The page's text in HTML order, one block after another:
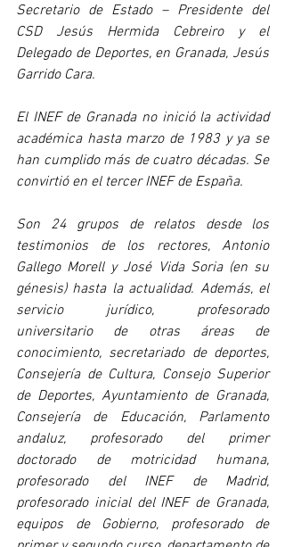
Secretario de Estado – Presidente del
CSD Jesús Hermida Cebreiro y el
Delegado de Deportes, en Granada, Jesús
Garrido Cara.
El INEF de Granada no inició la actividad
académica hasta marzo de 1983 y ya se
han cumplido más de cuatro décadas. Se
convirtió en el tercer INEF de España.
Son 24 grupos de relatos desde los
testimonios de los rectores, Antonio
Gallego Morell y José Vida Soria (en su
génesis) hasta la actualidad. Además, el
servicio jurídico, profesorado
universitario de otras áreas de
conocimiento, secretariado de deportes,
Consejería de Cultura, Consejo Superior
de Deportes, Ayuntamiento de Granada,
Consejería de Educación, Parlamento
andaluz, profesorado del primer
doctorado de motricidad humana,
profesorado del INEF de Madrid,
profesorado inicial del INEF de Granada,
equipos de Gobierno, profesorado de